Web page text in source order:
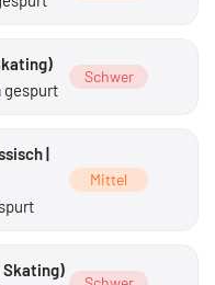
gespurt
Schwer
|
Mittel
Skating)